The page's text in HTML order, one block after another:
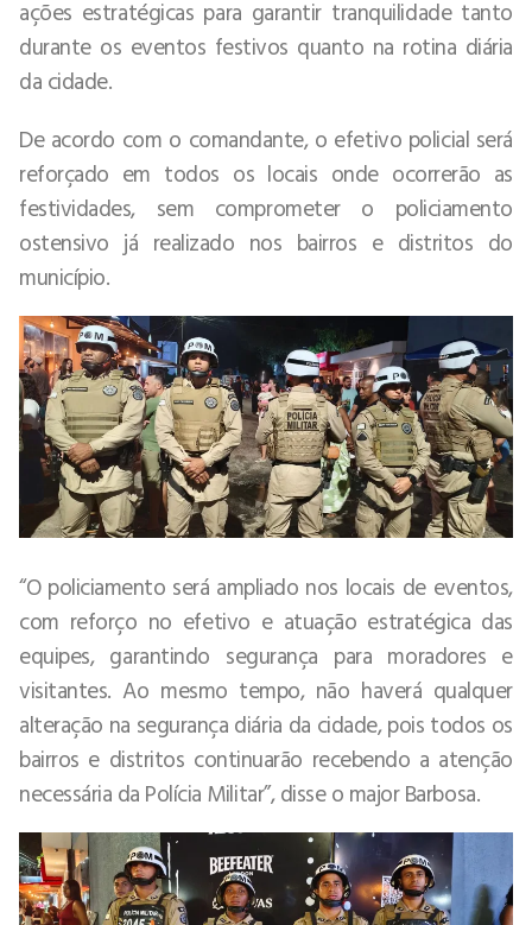
ações estratégicas para garantir tranquilidade tanto
durante os eventos festivos quanto na rotina diária
da cidade.
De acordo com o comandante, o efetivo policial será
reforçado em todos os locais onde ocorrerão as
festividades, sem comprometer o policiamento
ostensivo já realizado nos bairros e distritos do
município.
“O policiamento será ampliado nos locais de eventos,
com reforço no efetivo e atuação estratégica das
equipes, garantindo segurança para moradores e
visitantes. Ao mesmo tempo, não haverá qualquer
alteração na segurança diária da cidade, pois todos os
bairros e distritos continuarão recebendo a atenção
necessária da Polícia Militar”, disse o major Barbosa.